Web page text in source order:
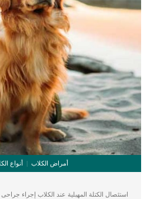
أمراض الكلاب أنواع
استئصال الكتلة المهبلية عند الكلاب إجراء